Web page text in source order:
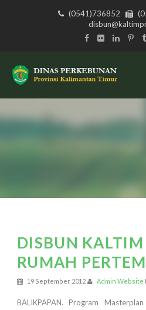
(0541)736852
DISBUN
RUMAH
19 September 2012 Admin Website
BALIKPAPAN. Program